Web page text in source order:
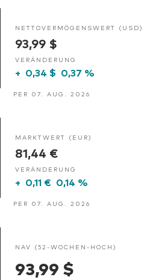
NETTOVERMÖGENSWERT (USD)
93,99 $
VERÄNDERUNG
+ 0,34 $ 0,37 %
PER 07. AUG. 2026
MARKTWERT (EUR)
81,44 €
VERÄNDERUNG
+ 0,11 € 0,14 %
PER 07. AUG. 2026
NAV (52-WOCHEN-HOCH)
93,99 $